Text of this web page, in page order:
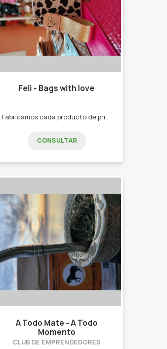
Feli - Bags with love
Fabricamos cada producto de principio a fin con mucho amor y dedicación. -Mochilas. -Carteras. -Bolsos. -Billeteras. -Accesorios.
CONSULTAR
A Todo Mate - A Todo
Momento
CLUB DE EMPRENDEDORES